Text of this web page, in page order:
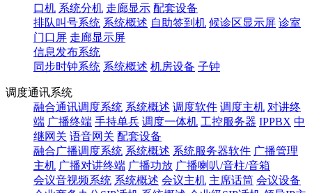
口机 系统分机 走廊显示 配套设备
排队叫号系统 系统概述 自助签到机 候诊区显示屏 诊室
门口屏 走廊显示屏
信息发布系统
同步时钟系统 系统概述 机房设备 子钟
调度通讯系统
融合通讯调度系统 系统概述 调度软件 调度主机 对讲终
端 广播终端 手持单兵 调度一体机 工控服务器 IPPBX 中
继网关 语音网关 配套设备
融合广播调度系统 系统概述 系统服务器软件 广播管理
主机 广播对讲终端 广播功放 广播喇叭/音柱/音箱
会议音视频系统 系统概述 会议主机 主席话筒 会议设备